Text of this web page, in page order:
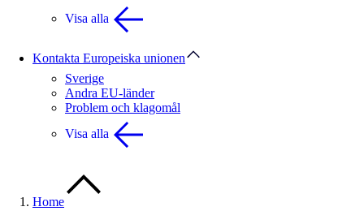
Visa alla
Kontakta Europeiska unionen
Sverige
Andra EU-länder
Problem och klagomål
Visa alla
Home